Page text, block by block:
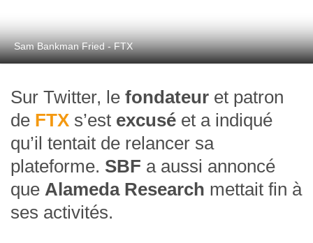
Sam Bankman Fried - FTX
Sur Twitter, le fondateur et patron
de FTX s’est excusé et a indiqué
qu’il tentait de relancer sa
plateforme. SBF a aussi annoncé
que Alameda Research mettait fin à
ses activités.